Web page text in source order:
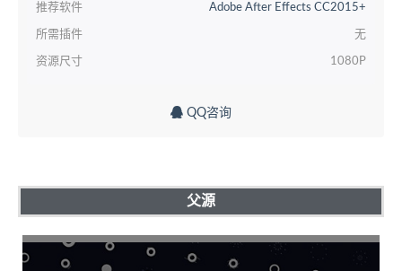
推荐软件 Adobe After Effects CC2015+
所需插件 无
资源尺寸 1080P
QQ咨询
父源